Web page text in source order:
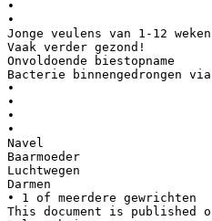
•
•
Jonge veulens van 1-12 weken
Vaak verder gezond!
Onvoldoende biestopname
Bacterie binnengedrongen
•
•
•
•
Navel
Baarmoeder
Luchtwegen
Darmen
• 1 of meerdere gewrichten
This document is published